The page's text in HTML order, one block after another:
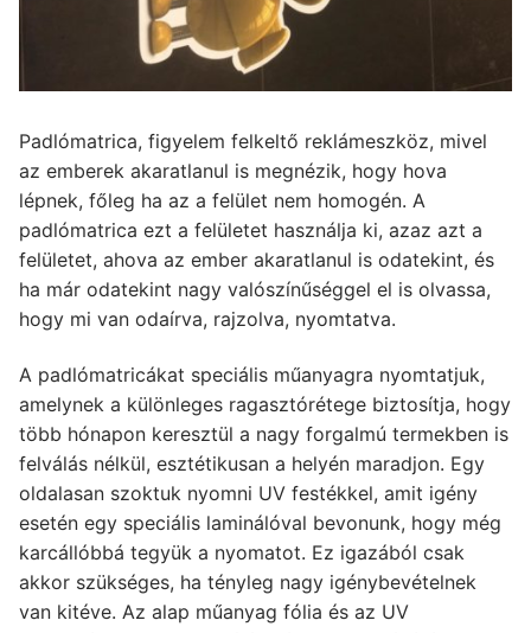
Padlómatrica, figyelem felkeltő reklámeszköz, mivel
az emberek akaratlanul is megnézik, hogy hova
lépnek, főleg ha az a felület nem homogén. A
padlómatrica ezt a felületet használja ki, azaz azt a
felületet, ahova az ember akaratlanul is odatekint, és
ha már odatekint nagy valószínűséggel el is olvassa,
hogy mi van odaírva, rajzolva, nyomtatva.
A padlómatricákat speciális műanyagra nyomtatjuk,
amelynek a különleges ragasztórétege biztosítja, hogy
több hónapon keresztül a nagy forgalmú termekben is
felválás nélkül, esztétikusan a helyén maradjon. Egy
oldalasan szoktuk nyomni UV festékkel, amit igény
esetén egy speciális laminálóval bevonunk, hogy még
karcállóbbá tegyük a nyomatot. Ez igazából csak
akkor szükséges, ha tényleg nagy igénybevételnek
van kitéve. Az alap műanyag fólia és az UV